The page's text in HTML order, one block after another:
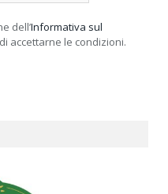
dell’Informativa sul
accettarne le condizioni.